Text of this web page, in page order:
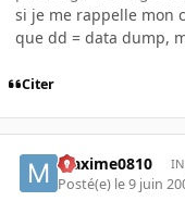
si je me rappelle mon
que dd = data dump,
Citer
Maxime0810
Posté(e) le 9 juin